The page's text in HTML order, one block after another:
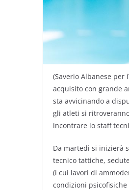
(Saverio Albanese per
acquisito con grande
sta avvicinando a
gli atleti si
incontrare lo staff
Da martedì si inizierà
tecnico tattiche,
(i cui lavori di
condizioni